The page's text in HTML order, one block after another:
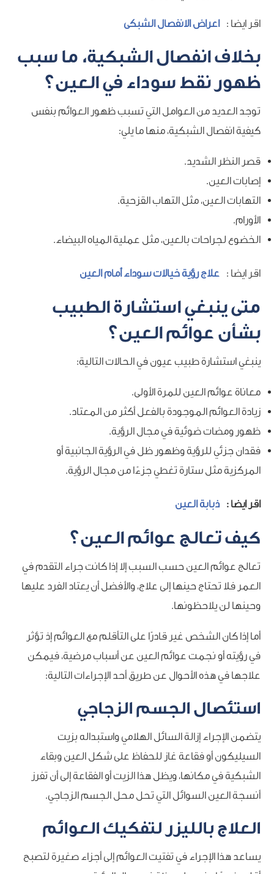
اقر ايضا :اعراض الانفصال الشبكى
بخلاف انفصال الشبكية، ما سبب
ظهور نقط سوداء في العين؟
توجد العديد من العوامل التي تسبب ظهور العوائم بنفس
كيفية انفصال الشبكية، منها ما يلي:
قصر النظر الشديد.
إصابات العين.
التهابات العين، مثل التهاب القزحية.
الأورام.
الخضوع لجراحات بالعين، مثل عملية المياه البيضاء.
اقر ايضا : علاج رؤية خيالات سوداء أمام العين
متى ينبغي استشارة الطبيب
بشأن عوائم العين؟
ينبغي استشارة طبيب عيون في الحالات التالية:
معاناة عوائم العين للمرة الأولى.
زيادة العوائم الموجودة بالفعل أكثر من المعتاد.
ظهور ومضات ضوئية في مجال الرؤية.
فقدان جزئي للرؤية وظهور ظل في الرؤية الجانبية أو
المركزية مثل ستارة تغطي جزءًا من مجال الرؤية.
اقر ايضا :ذبابة العين
كيف تعالج عوائم العين؟
تعالج عوائم العين حسب السبب إلا إذا كانت جراء التقدم في
العمر فلا تحتاج حينها إلى علاج، والأفضل أن يعتاد الفرد عليها
وحينها لن يلاحظونها.
أما إذا كان الشخص غير قادرًا على التأقلم مع العوائم إذ تؤثر
في رؤيته أو نجمت عوائم العين عن أسباب مرضية، فيمكن
علاجها في هذه الأحوال عن طريق أحد الإجراءات التالية:
استئصال الجسم الزجاجي
يتضمن الإجراء إزالة السائل الهلامي واستبداله بزيت
السيليكون أو فقاعة غاز للحفاظ على شكل العين وبقاء
الشبكية في مكانها، ويظل هذا الزيت أو الفقاعة إلى أن تفرز
أنسجة العين السوائل التي تحل محل الجسم الزجاجي.
العلاج بالليزر لتفكيك العوائم
يساعد هذا الإجراء في تفتيت العوائم إلى أجزاء صغيرة لتصبح